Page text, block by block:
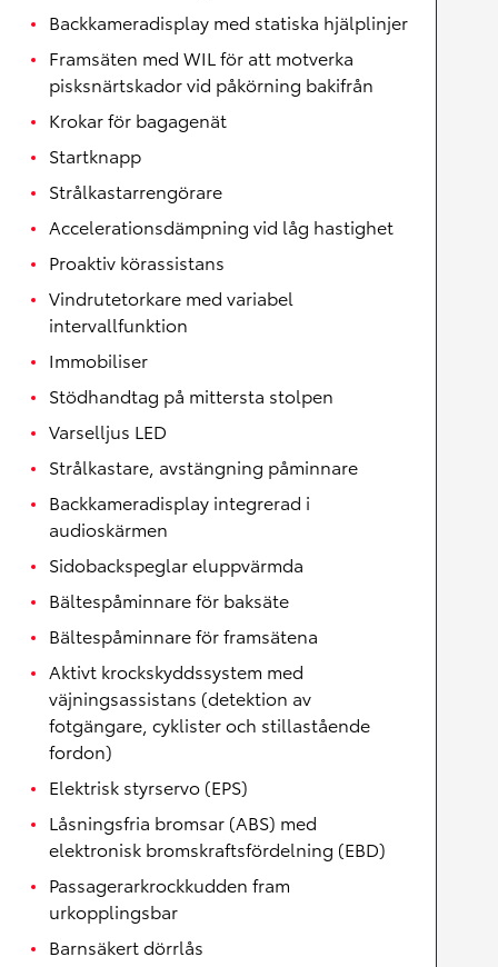
Backkameradisplay med statiska hjälplinjer
Framsäten med WIL för att motverka
pisksnärtskador vid påkörning bakifrån
Krokar för bagagenät
Startknapp
Strålkastarrengörare
Accelerationsdämpning vid låg hastighet
Proaktiv körassistans
Vindrutetorkare med variabel
intervallfunktion
Immobiliser
Stödhandtag på mittersta stolpen
Varselljus LED
Strålkastare, avstängning påminnare
Backkameradisplay integrerad i
audioskärmen
Sidobackspeglar eluppvärmda
Bältespåminnare för baksäte
Bältespåminnare för framsätena
Aktivt krockskyddssystem med
väjningsassistans (detektion av
fotgängare, cyklister och stillastående
fordon)
Elektrisk styrservo (EPS)
Låsningsfria bromsar (ABS) med
elektronisk bromskraftsfördelning (EBD)
Passagerarkrockkudden fram
urkopplingsbar
Barnsäkert dörrlås